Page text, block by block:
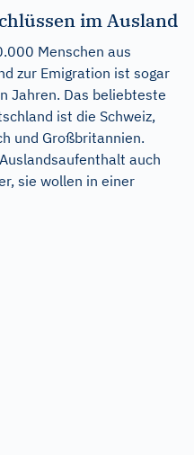
im Ausland
Menschen aus
zur Emigration ist sogar
Jahren. Das beliebteste
ist die Schweiz,
und Großbritannien.
auch
sie wollen in einer